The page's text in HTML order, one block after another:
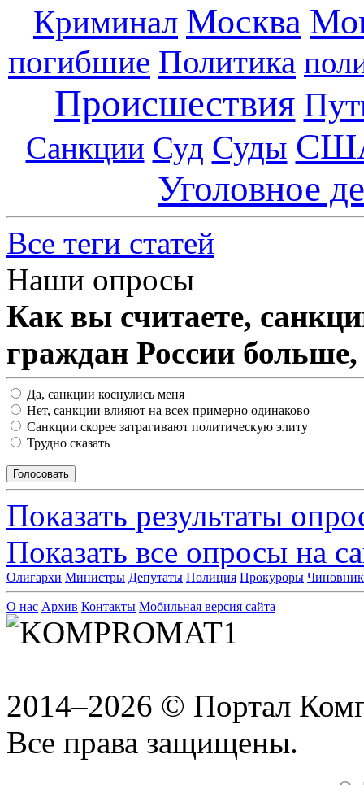
Криминал Москва
погибшие Политика
Происшествия
Санкции Суд Суды
Уголовное
Все теги статей
Наши опросы
Как вы считаете,
граждан России
Да, санкции коснулись меня
Нет, санкции влияют на всех примерно одинаково
Санкции скорее затрагивают политическую элиту
Трудно сказать
Показать результаты
Показать все опросы на
Олигархи Министры Депутаты Полиция Прокуроры
О нас Архив Контакты Мобильная версия сайта
2014–2026 © Портал
Все права защищены.